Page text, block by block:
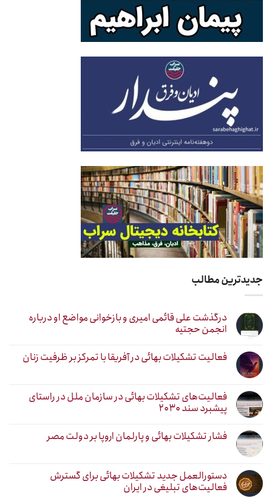
جدیدترین مطالب
درگذشت علی قائمی امیری و بازخوانی مواضع او درباره
انجمن حجتیه
فعالیت تشکیلات بهائی در آفریقا با تمرکز بر ظرفیت زنان
فعالیت‌های تشکیلات بهائی در سازمان ملل در راستای
پیشبرد سند ۲۰۳۰
فشار تشکیلات بهائی و پارلمان اروپا بر دولت مصر
دستورالعمل جدید تشکیلات بهائی برای گسترش
فعالیت‌های تبلیغی در ایران